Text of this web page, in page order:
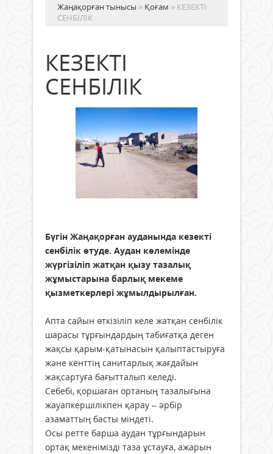
Жаңақорған тынысы » Қоғам » КЕЗЕКТІ
СЕНБІЛІК
КЕЗЕКТІ
СЕНБІЛІК
Бүгін Жаңақорған ауданында кезекті
сенбілік өтуде. Аудан көлемінде
жүргізіліп жатқан қызу тазалық
жұмыстарына барлық мекеме
қызметкерлері жұмылдырылған.
Апта сайын өткізіліп келе жатқан сенбілік
шарасы тұрғындардың табиғатқа деген
жақсы қарым-қатынасын қалыптастыруға
және кенттің санитарлық жағдайын
жақсартуға бағытталып келеді.
Себебі, қоршаған ортаның тазалығына
жауапкершілікпен қарау – әрбір
азаматтың басты міндеті.
Осы ретте барша аудан тұрғындарын
ортақ мекенімізді таза ұстауға, ажарын